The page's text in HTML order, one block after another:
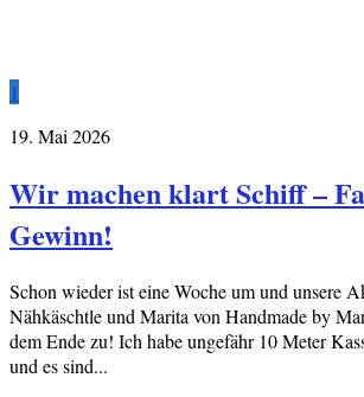
1
19. Mai 2026
Wir machen klart Schiff –
Gewinn!
Schon wieder ist eine Woche um und unsere
Nähkäschtle und Marita von Handmade by
dem Ende zu! Ich habe ungefähr 10 Meter
und es sind...